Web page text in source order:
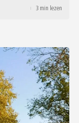
3 min lezen